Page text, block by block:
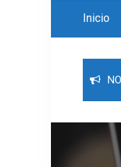
Inicio
Bitácora del
Último día de